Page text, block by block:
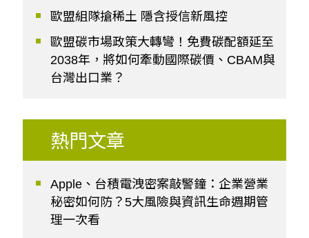
歐盟組隊搶稀土 隱含授信新風控
歐盟碳市場政策大轉彎！免費碳配額延至
2038年，將如何牽動國際碳價、CBAM與
台灣出口業？
熱門文章
Apple、台積電洩密案敲警鐘：企業營業
秘密如何防？5大風險與資訊生命週期管
理一次看